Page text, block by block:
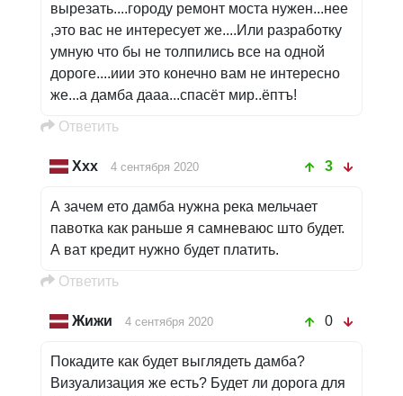
вырезать....городу ремонт моста нужен...нее
,это вас не интересует же....Или разработку
умную что бы не толпились все на одной
дороге....иии это конечно вам не интересно
же...а дамба дааа...спасёт мир..ёптъ!
Oтветить
Xxx 4 сентября 2020 3
А зачем ето дамба нужна река мельчает
павотка как раньше я самневаюс што будет.
А ват кредит нужно будет платить.
Oтветить
Жижи 4 сентября 2020 0
Покадите как будет выглядеть дамба?
Визуализация же есть? Будет ли дорога для